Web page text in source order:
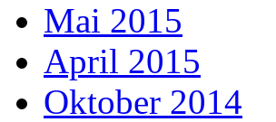
Mai 2015
April 2015
Oktober 2014